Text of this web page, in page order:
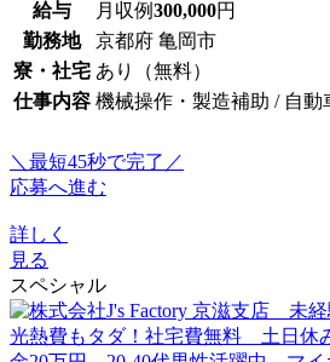
給与 月収例300,000円
勤務地
京都府 亀岡市
寮・社宅 あり（無料）
仕事内容 機械操作・製造補助 / 自動
＼最短45秒で完了／
応募へ進む
詳しく
見る
スペシャル